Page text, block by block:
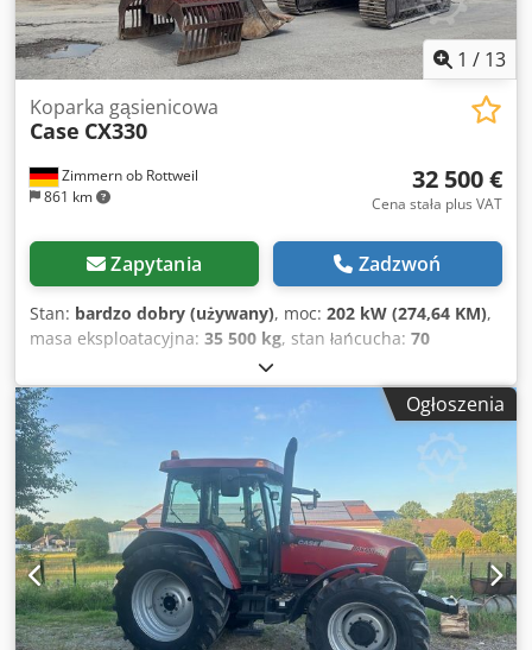
1 / 13
Zimmern ob Rottweil
861 km
Koparka gąsienicowa
Case CX330
32 500 €
Cena stała plus VAT
Zapytania Zadzwoń
Stan: bardzo dobry (używany), moc: 202 kW (274,64 KM),
masa eksploatacyjna: 35 500 kg, stan łańcucha: 70
, godziny pracy:
Wyposażenie:klimatyzacja, CASE CX330 Rok produkcji:
2006 Liczba godzin pracy: 9139 h Kabina zamknięta
Klimatyzacja Radio Centralny system smarowania
Standardowy wysięgnik Ramię: 3,30 m Kompletne
podłączenia hydrauliczne (do młota, chwytaka, nożyc)
Szybkozłącze OQ80 1 łyżka – szerokość 800 mm 1 chwytak –
sprawny, wymaga naprawy Podwozie zachowane w około
70% Płyty podłogowe o szerokości 600 mm Dwsdpfx Aozp
Rm Rjdqja Silnik Isuzu o mocy 202 kW Certyfikat CE
Wymiary transportowe: 10,8 x 3 x 3,40 m Masa robocza:
35,5 tony.
Ogłoszenia